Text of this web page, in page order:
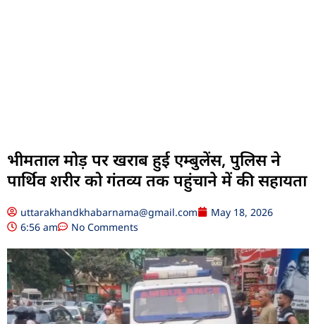
भीमताल मोड़ पर खराब हुई एम्बुलेंस, पुलिस ने
पार्थिव शरीर को गंतव्य तक पहुंचाने में की सहायता
uttarakhandkhabarnama@gmail.com
May 18, 2026
6:56 am
No Comments